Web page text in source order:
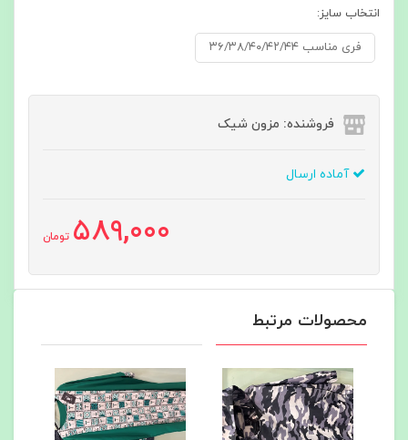
انتخاب سایز:
فری مناسب ۳۶/۳۸/۴۰/۴۲/۴۴
فروشنده: مزون شیک
آماده ارسال
589,000 تومان
محصولات مرتبط